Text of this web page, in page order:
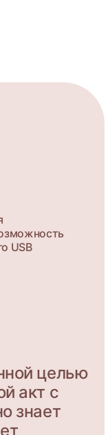
USB
целью
акт с
знает